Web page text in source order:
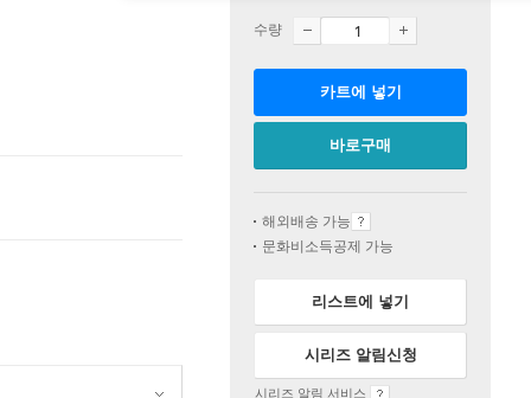
수량
카트에 넣기
바로구매
해외배송 가능
문화비소득공제 가능
리스트에 넣기
시리즈 알림신청
시리즈 알림 서비스